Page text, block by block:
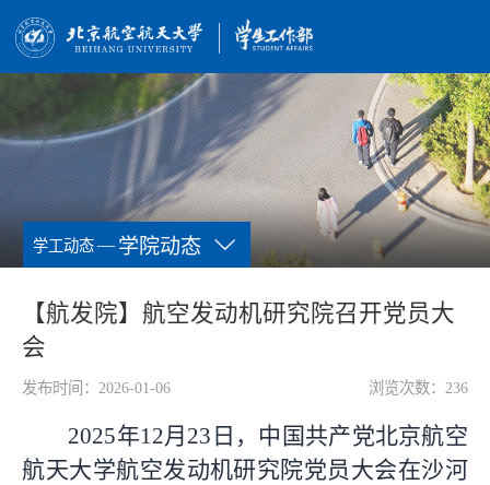
学工动态— 学院动态
【航发院】航空发动机研究院召开党员大
会
发布时间：2026-01-06 浏览次数： 236
2025年12月23日，中国共产党北京航空
航天大学航空发动机研究院党员大会在沙河